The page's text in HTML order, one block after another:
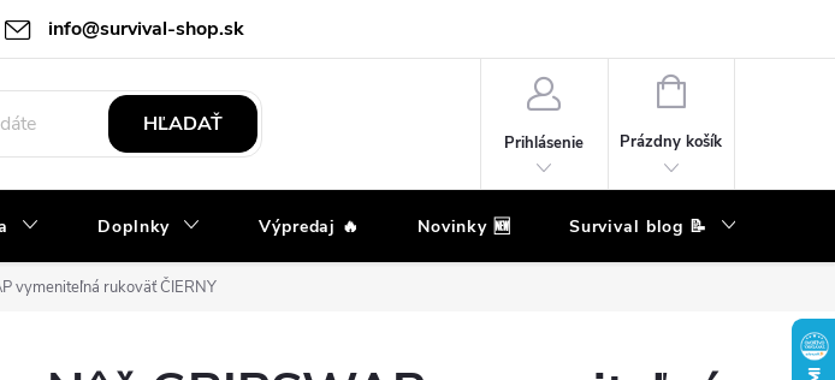
info@survival-shop.sk
Slovník pojmov Obchodné podmienky
HĽADAŤ
Prihlásenie
NÁKUPNÝ
Prázdny košík
Doplnky Výpredaj 🔥 Novinky 🆕 Survival blog 📝
vymeniteľná rukoväť ČIERNY